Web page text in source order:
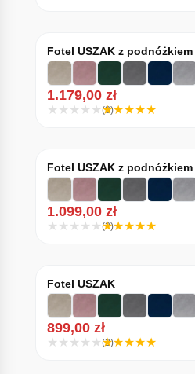
Fotel USZAK z
1.179,00 zł
(3)
Fotel USZAK z podnóżkiem
1.099,00 zł
(2)
Fotel USZAK
899,00 zł
(2)